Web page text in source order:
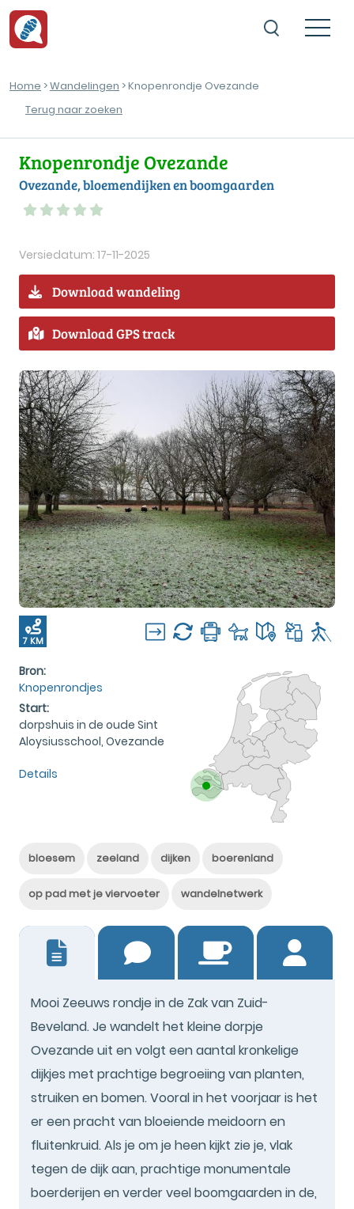
Home >Wandelingen > Knopenrondje Ovezande
Terug naar zoeken
Knopenrondje Ovezande
Ovezande, bloemendijken en boomgaarden
Versiedatum: 17-11-2025
Download wandeling
Download GPS track
7 KM
Bron:
Knopenrondjes
Start:
dorpshuis in de oude Sint
Aloysiusschool, Ovezande
Details
bloesem zeeland dijken boerenland
op pad met je viervoeter wandelnetwerk
Mooi Zeeuws rondje in de Zak van Zuid-
Beveland. Je wandelt het kleine dorpje
Ovezande uit en volgt een aantal kronkelige
dijkjes met prachtige begroeiing van planten,
struiken en bomen. Vooral in het voorjaar is het
er een pracht van bloeiende meidoorn en
fluitenkruid. Als je om je heen kijkt zie je, vlak
tegen de dijk aan, prachtige monumentale
boerderijen en verder veel boomgaarden in de,